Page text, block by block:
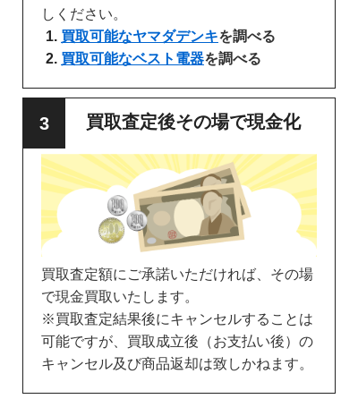
しください。
買取可能なヤマダデンキを調べる
買取可能なベスト電器を調べる
買取査定後その場で現金化
買取査定額にご承諾いただければ、その場
で現金買取いたします。
※買取査定結果後にキャンセルすることは
可能ですが、買取成立後（お支払い後）の
キャンセル及び商品返却は致しかねます。